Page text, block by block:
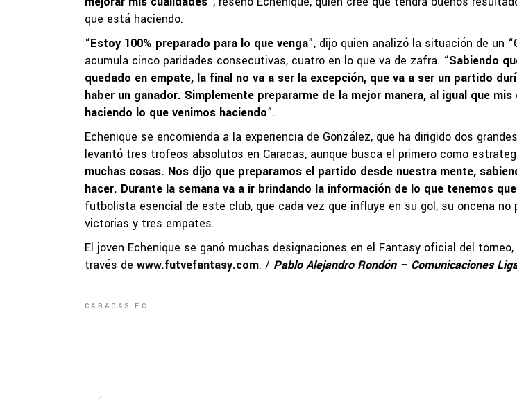
que está haciendo.
“Estoy 100% preparado para lo que venga”, dijo quien analizó la situación de un
acumula cinco paridades consecutivas, cuatro en lo que va de zafra. “Sabiendo
quedado en empate, la final no va a ser la excepción, que va a ser un partido
haber un ganador. Simplemente prepararme de la mejor manera, al igual que
haciendo lo que venimos haciendo”.
Echenique se encomienda a la experiencia de González, que ha dirigido dos
levantó tres trofeos absolutos en Caracas, aunque busca el primero como
muchas cosas. Nos dijo que preparamos el partido desde nuestra mente,
hacer. Durante la semana va a ir brindando la información de lo que tenemos
futbolista esencial de este club, que cada vez que influye en su gol, su oncena no
victorias y tres empates.
El joven Echenique se ganó muchas designaciones en el Fantasy oficial del
través de www.futvefantasy.com. / Pablo Alejandro Rondón – Comunicaciones
CARACAS FC